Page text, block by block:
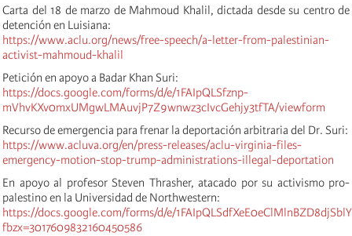
Carta del 18 de marzo de Mahmoud Khalil, dictada desde su centro de
detención en Luisiana:
https://www.aclu.org/news/free-speech/a-letter-from-palestinian-
activist-mahmoud-khalil
Petición en apoyo a Badar Khan Suri:
https://docs.google.com/forms/d/e/1FAIpQLSfznp-
mVhvKXv0mxUMgwLMAuvjP7Z9wnwz3cIvcGehjy3tfTA/viewform
Recurso de emergencia para frenar la deportación arbitraria del Dr. Suri:
https://www.acluva.org/en/press-releases/aclu-virginia-files-
emergency-motion-stop-trump-administrations-illegal-deportation
En apoyo al profesor Steven Thrasher, atacado por su activismo pro-
palestino en la Universidad de Northwestern:
https://docs.google.com/forms/d/e/
fbzx=3017609832160450586